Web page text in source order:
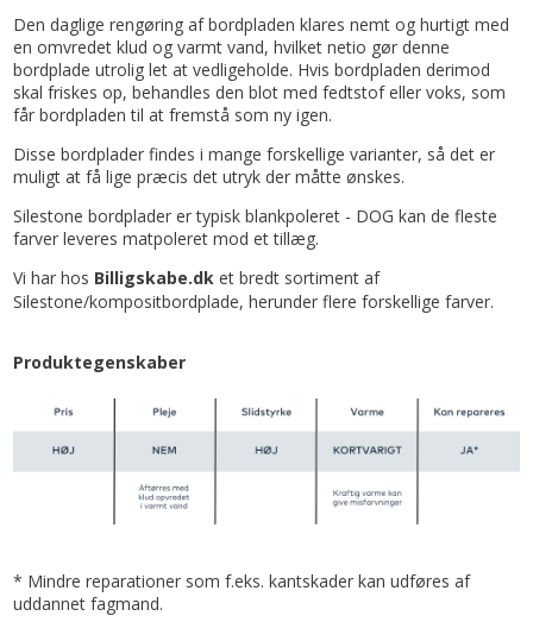
Den daglige rengøring af bordpladen klares nemt og hurtigt med
en omvredet klud og varmt vand, hvilket netio gør denne
bordplade utrolig let at vedligeholde. Hvis bordpladen derimod
skal friskes op, behandles den blot med fedtstof eller voks, som
får bordpladen til at fremstå som ny igen.
Disse bordplader findes i mange forskellige varianter, så det er
muligt at få lige præcis det utryk der måtte ønskes.
Silestone bordplader er typisk blankpoleret - DOG kan de fleste
farver leveres matpoleret mod et tillæg.
Vi har hos Billigskabe.dk et bredt sortiment af
Silestone/kompositbordplade, herunder flere forskellige farver.
Produktegenskaber
* Mindre reparationer som f.eks. kantskader kan udføres af
uddannet fagmand.